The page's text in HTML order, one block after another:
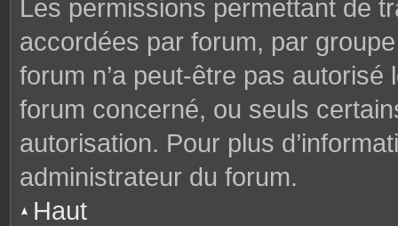
Les permissions permettant de
accordées par forum, par
forum n’a peut-être pas
forum concerné, ou seuls
autorisation. Pour plus
administrateur du forum.
Haut